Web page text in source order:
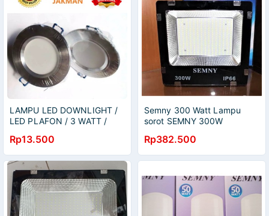
LAMPU LED DOWNLIGHT /
LED PLAFON / 3 WATT /
Rp13.500
Semny 300 Watt Lampu
sorot SEMNY 300W
lampu kap sorot led
300watt 300 w body besar
jumbo lampu taman lampu
lapangan futsal flood light
Rp382.500